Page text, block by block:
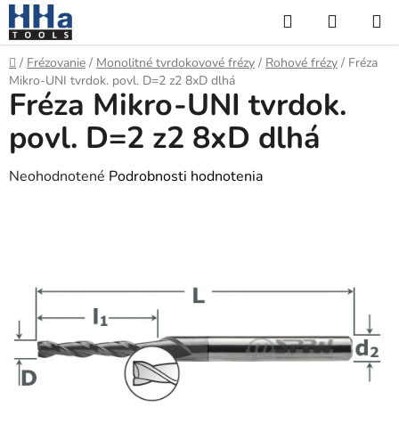
Prejsť
na
obsah
Hľadať
KOŠÍK
Domov
/ Frézovanie / Monolitné tvrdokovové frézy / Rohové frézy / Fréza
Mikro-UNI tvrdok. povl. D=2 z2 8xD dlhá
Fréza Mikro-UNI tvrdok.
povl. D=2 z2 8xD dlhá
Priemerné
hviezdičiek.
Neohodnotené Podrobnosti hodnotenia